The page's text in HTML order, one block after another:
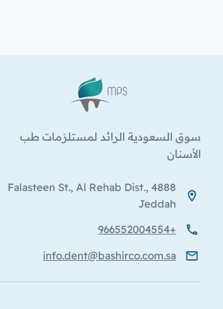
الشعار
سوق السعودية الرائد لمستلزمات طب
الأسنان
4888 Falasteen St., Al Rehab Dist.,
Jeddah
+966552004554
info.dent@bashirco.com.sa